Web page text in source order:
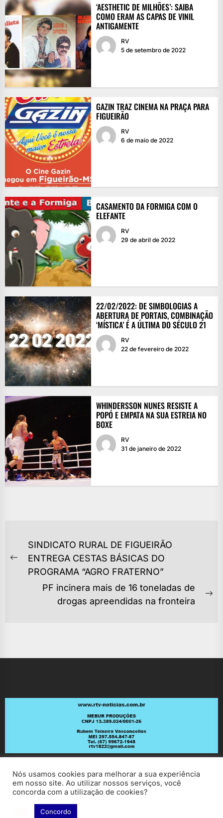
‘AESTHETIC DE MILHÕES’: SAIBA
COMO ERAM AS CAPAS DE VINIL
ANTIGAMENTE
RV
5 de setembro de 2022
GAZIN TRAZ CINEMA NA PRAÇA PARA
FIGUEIRÃO
RV
6 de maio de 2022
CASAMENTO DA FORMIGA COM O
ELEFANTE
RV
29 de abril de 2022
22/02/2022: DE SIMBOLOGIAS A
ABERTURA DE PORTAIS, COMBINAÇÃO
‘MÍSTICA’ É A ÚLTIMA DO SÉCULO 21
RV
22 de fevereiro de 2022
WHINDERSSON NUNES RESISTE A
POPÓ E EMPATA NA SUA ESTREIA NO
BOXE
RV
31 de janeiro de 2022
NAVEGAÇÃO
DE
POST
Previous
post:
SINDICATO RURAL DE FIGUEIRÃO
ENTREGA CESTAS BÁSICAS DO
PROGRAMA “AGRO FRATERNO”
PF incinera mais de 16 toneladas de
drogas apreendidas na fronteira
Copyright © 2026RV Notícias.
Nós usamos cookies para melhorar a sua experiência
em nosso site. Ao utilizar nossos serviços, você
concorda com a utilização de cookies?
Concordo